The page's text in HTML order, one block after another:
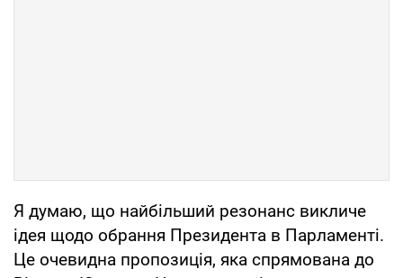
Я думаю, що найбільший резонанс викличе
ідея щодо обрання Президента в Парламенті.
Це очевидна пропозиція, яка спрямована до